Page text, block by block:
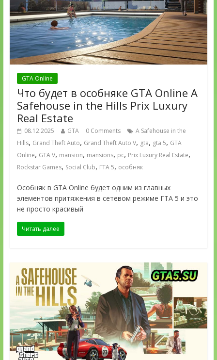
GTA Online
Что будет в особняке GTA Online A
Safehouse in the Hills Prix Luxury
Real Estate
08.12.2025 GTA 0 Comments
A Safehouse in the
Hills, Grand Theft Auto, Grand Theft Auto V, gta, gta 5, GTA
Online, GTA V, mansion, mansions, pc, Prix Luxury Real Estate,
Rockstar Games, Social Club, ГТА 5, особняк
Особняк в GTA Online будет одним из главных
элементов притяжения в сетевом режиме ГТА 5 и это
не просто красивый
Читать далее